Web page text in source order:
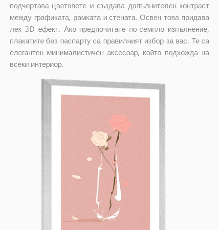
подчертава цветовете и създава допълнителен контраст
между графиката, рамката и стената. Освен това придава
лек 3D ефект. Ако предпочитате по-семпло изпълнение,
плакатите без паспарту са правилният избор за вас. Те са
елегантен минималистичен аксесоар, който подхожда на
всеки интериор.